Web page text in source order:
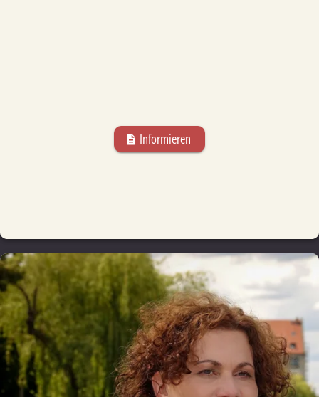
description Informieren